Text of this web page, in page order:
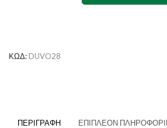
ΚΩΔ: DUVO28
ΠΕΡΙΓΡΑΦΉ ΕΠΙΠΛΈΟΝ